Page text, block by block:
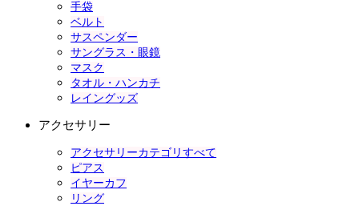
手袋
ベルト
サスペンダー
サングラス・眼鏡
マスク
タオル・ハンカチ
レイングッズ
アクセサリー
アクセサリーカテゴリすべて
ピアス
イヤーカフ
リング